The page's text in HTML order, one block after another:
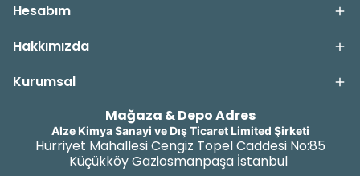
Hesabım
Hakkımızda
Kurumsal
Mağaza & Depo Adres
Alze Kimya Sanayi ve Dış Ticaret Limited Şirketi
Hürriyet Mahallesi Cengiz Topel Caddesi No:85
Küçükköy Gaziosmanpaşa İstanbul